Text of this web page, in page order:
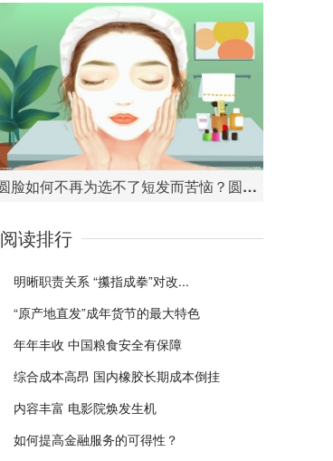
圆脸如何不再为选不了短发而苦恼？圆脸适合的短发造型有哪些？
阅读排行
明晰职责关系 “攥指成拳”对改...
“原产地直发”成年货节的最大特色
年年丰收 中国粮食安全有保障
综合成本高昂 国内橡胶长期成本倒挂
内容丰富 电影院焕发生机
如何提高金融服务的可得性？